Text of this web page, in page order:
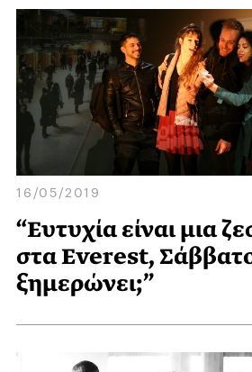
16/05/2019
“Ευτυχία είναι μια
στα Everest,
ξημερώνει;”